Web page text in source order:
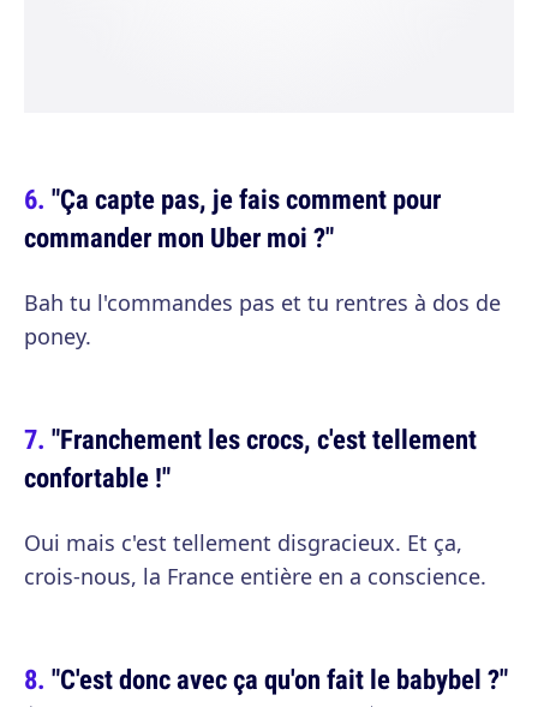
"Ça capte pas, je fais comment pour
commander mon Uber moi ?"
Bah tu l'commandes pas et tu rentres à dos de
poney.
"Franchement les crocs, c'est tellement
confortable !"
Oui mais c'est tellement disgracieux. Et ça,
crois-nous, la France entière en a conscience.
"C'est donc avec ça qu'on fait le babybel ?"